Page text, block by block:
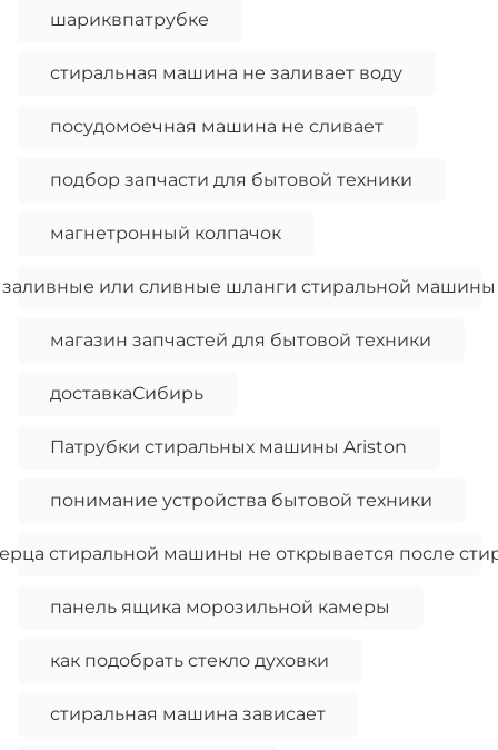
шариквпатрубке
стиральная машина не заливает воду
посудомоечная машина не сливает
подбор запчасти для бытовой техники
магнетронный колпачок
заливные или сливные шланги стиральной машины
магазин запчастей для бытовой техники
доставкаСибирь
Патрубки стиральных машины Ariston
понимание устройства бытовой техники
стиральной машины не открывается после
панель ящика морозильной камеры
как подобрать стекло духовки
стиральная машина зависает